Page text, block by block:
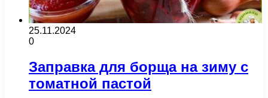
25.11.2024
0
Заправка для борща на зиму с
томатной пастой